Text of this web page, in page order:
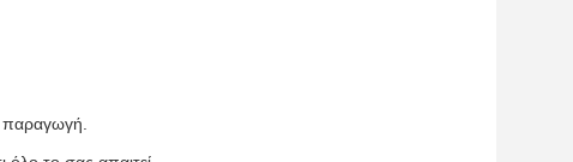
παραγωγή.